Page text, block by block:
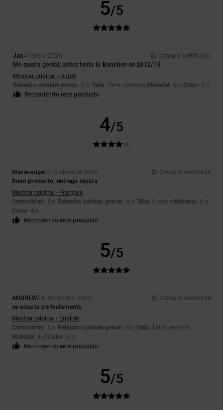
5/5
Jan4. enero 2026
Compra verificada
Me queda genial; antes tenía la Banshee de 2012/13
Mostrar original - Dutch
Relación calidad-precio: 5/5 Talla: Talla perfecta Material : 5/5 Color: 5 /5
Recomiendo este producto
4/5
Marie-ange27. diciembre 2025
Compra verificada
Buen producto, entrega rápida
Mostrar original - Français
Comodidad : 4/5 Relación calidad-precio: 4/5 Talla: Grande Material : 4 /5
Color: 4/5
Recomiendo este producto
5/5
ANDREW24. diciembre 2025
Compra verificada
se adapta perfectamente
Mostrar original - English
Comodidad : 5/5 Relación calidad-precio: 4/5 Talla: Talla perfecta
Material : 4 /5 Color: 5/5
Recomiendo este producto
5/5